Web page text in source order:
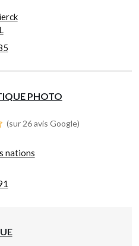
PHOTO
(sur 26 avis Google)
nations